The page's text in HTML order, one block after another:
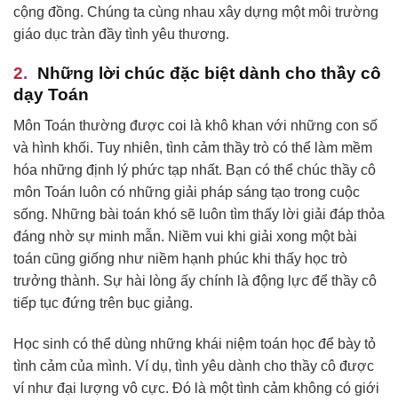
cộng đồng. Chúng ta cùng nhau xây dựng một môi trường
giáo dục tràn đầy tình yêu thương.
Những lời chúc đặc biệt dành cho thầy cô
dạy Toán
Môn Toán thường được coi là khô khan với những con số
và hình khối. Tuy nhiên, tình cảm thầy trò có thể làm mềm
hóa những định lý phức tạp nhất. Bạn có thể chúc thầy cô
môn Toán luôn có những giải pháp sáng tạo trong cuộc
sống. Những bài toán khó sẽ luôn tìm thấy lời giải đáp thỏa
đáng nhờ sự minh mẫn. Niềm vui khi giải xong một bài
toán cũng giống như niềm hạnh phúc khi thấy học trò
trưởng thành. Sự hài lòng ấy chính là động lực để thầy cô
tiếp tục đứng trên bục giảng.
Học sinh có thể dùng những khái niệm toán học để bày tỏ
tình cảm của mình. Ví dụ, tình yêu dành cho thầy cô được
ví như đại lượng vô cực. Đó là một tình cảm không có giới